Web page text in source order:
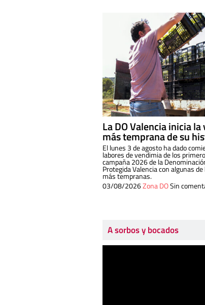
La DO Valencia inicia
más temprana de su
El lunes 3 de agosto ha dado
labores de vendimia de los
campaña 2026 de la
Protegida Valencia con algunas
más tempranas.
03/08/2026Zona DOSin
A sorbos y bocados